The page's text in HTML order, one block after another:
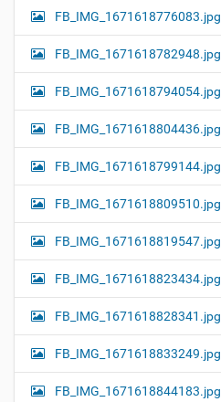
FB_IMG_1671618776083.jpg
FB_IMG_1671618782948.jpg
FB_IMG_1671618794054.jpg
FB_IMG_1671618804436.jpg
FB_IMG_1671618799144.jpg
FB_IMG_1671618809510.jpg
FB_IMG_1671618819547.jpg
FB_IMG_1671618823434.jpg
FB_IMG_1671618828341.jpg
FB_IMG_1671618833249.jpg
FB_IMG_1671618844183.jpg